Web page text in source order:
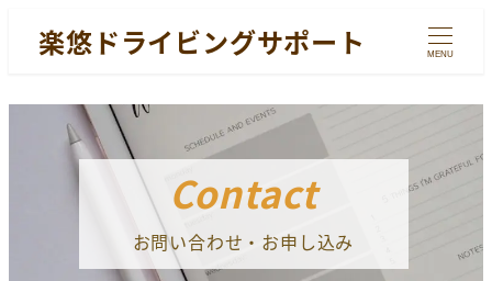
楽悠ドライビングサポート MENU
Contact
お問い合わせ・お申し込み